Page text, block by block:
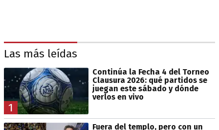
Las más leídas
1
Continúa la Fecha 4 del Torneo
Clausura 2026: qué partidos se
juegan este sábado y dónde
verlos en vivo
Fuera del templo, pero con un